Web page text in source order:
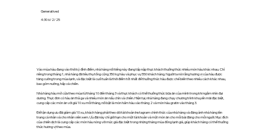
Generatived
4:30 6/2/25
Vào mùa hàu đang vào thời kỳ đỉnh điểm, nhà hàng nổi tiếng này đang tấp nập thực khách thưởng thức nhiều món hàu khác nhau. Chỉ
riêng trong tháng 1, nhà hàng đã tiêu thụ tổng cộng 350 kg hàu và phục vụ 550 khách hàng. Người ta nói rằng hương vị của hàu được
tăng cường trong mùa lạnh, và đặc biệt là cuối tuần là thời điểm tốt nhất để thưởng thức hàu được chế biến theo nhiều cách khác nhau,
bao gồm nướng, hấp và chiên.
Nhà hàng hàu mở cửa theo mùa từ tháng 10 đến tháng 3 và thực khách có thể thưởng thức bữa ăn của mình trong khi ngắm nhìn đại
dương. Thực đơn có hàu ăn thả ga và nhiều món ăn nấu chín và chiên. Hiện tại, nhà hàng đang chạy chương trình khuyến mãi đặc biệt,
cung cấp các món ăn với giá 10 xu mỗi tháng, nổi bật là món hầm hàu vào tháng 2 và món hàu gratin vào tháng 3.
Để tận dụng ưu đãi giảm giá 10 xu, khách hàng phải theo dõi tài khoản Instagram chính thức của nhà hàng và đăng ảnh nhà hàng lên
trang cá nhân và cho nhân viên xem. Ưu đãi này chỉ giới hạn cho một tài khoản và một món ăn cho mỗi bài đăng cho mỗi người. Mục đích
của chiến dịch là cung cấp các món hàu nóng với mức giá đặc biệt trong những tháng mùa đông lạnh giá, giúp khách hàng có thể thưởng
thức hương vị theo mùa.